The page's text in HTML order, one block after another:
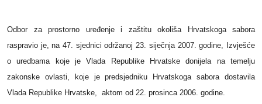
Odbor za prostorno uređenje i zaštitu okoliša Hrvatskoga sabora
raspravio je, na 47. sjednici održanoj 23. siječnja 2007. godine, Izvješće
o uredbama koje je Vlada Republike Hrvatske donijela na temelju
zakonske ovlasti, koje je predsjedniku Hrvatskoga sabora dostavila
Vlada Republike Hrvatske, aktom od 22. prosinca 2006. godine.